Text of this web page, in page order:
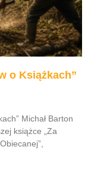
o Książkach”
Michał Barton
książce „Za